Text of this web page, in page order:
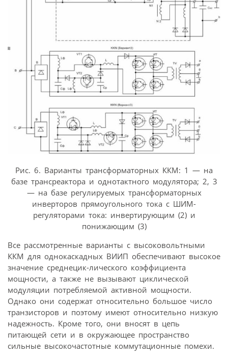
Рис. 6. Варианты трансформаторных ККМ: 1 — на
базе трансреактора и однотактного модулятора; 2, 3
— на базе регулируемых трансформаторных
инверторов прямоугольного тока с ШИМ-
регуляторами тока: инвертирующим (2) и
понижающим (3)
Все рассмотренные варианты с высоковольтными
ККМ для однокаскадных ВИИП обеспечивают высокое
значение среднецик-лического коэффициента
мощности, а также не вызывают циклической
модуляции потребляемой активной мощности.
Однако они содержат относительно большое число
транзисторов и поэтому имеют относительно низкую
надежность. Кроме того, они вносят в цепь
питающей сети и в окружающее пространство
сильные высокочастотные коммутационные помехи.